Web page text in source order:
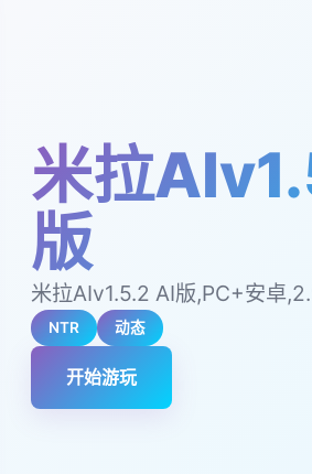
米拉
版
米拉AIv1.5.2 AI版,PC+安卓
NTR 动态
开始游玩